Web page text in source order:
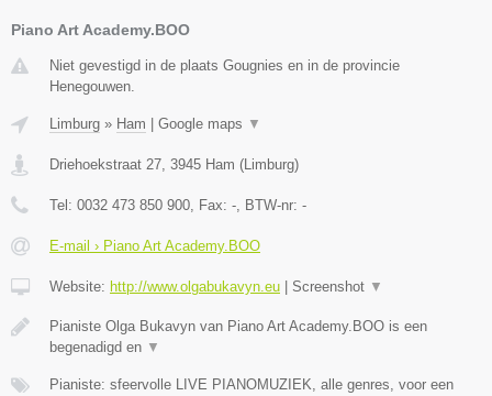
Piano Art Academy.BOO
Niet gevestigd in de plaats Gougnies en in de provincie
Henegouwen.
Limburg » Ham Google maps ▼
Driehoekstraat 27, 3945 Ham (Limburg)
Tel: 0032 473 850 900, Fax: -, BTW-nr: -
E-mail › Piano Art Academy.BOO
Website: http://www.olgabukavyn.eu Screenshot ▼
Pianiste Olga Bukavyn van Piano Art Academy.BOO is een
begenadigd en ▼
Pianiste: sfeervolle LIVE PIANOMUZIEK, alle genres, voor een